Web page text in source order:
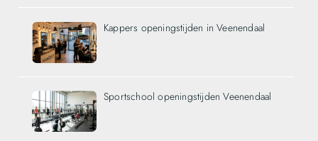
Kappers openingstijden in Veenendaal
Sportschool openingstijden Veenendaal